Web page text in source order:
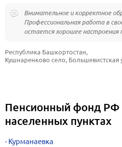
Внимательное и корректное
Профессиональная работа в
остается хорошее настроения
Республика Башкортостан,
Кушнаренково село, Большевистская
Пенсионный фонд РФ
населенных пунктах
Курманаевка